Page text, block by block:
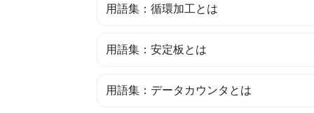
用語集：循環加工とは
用語集：安定板とは
用語集：データカウンタとは